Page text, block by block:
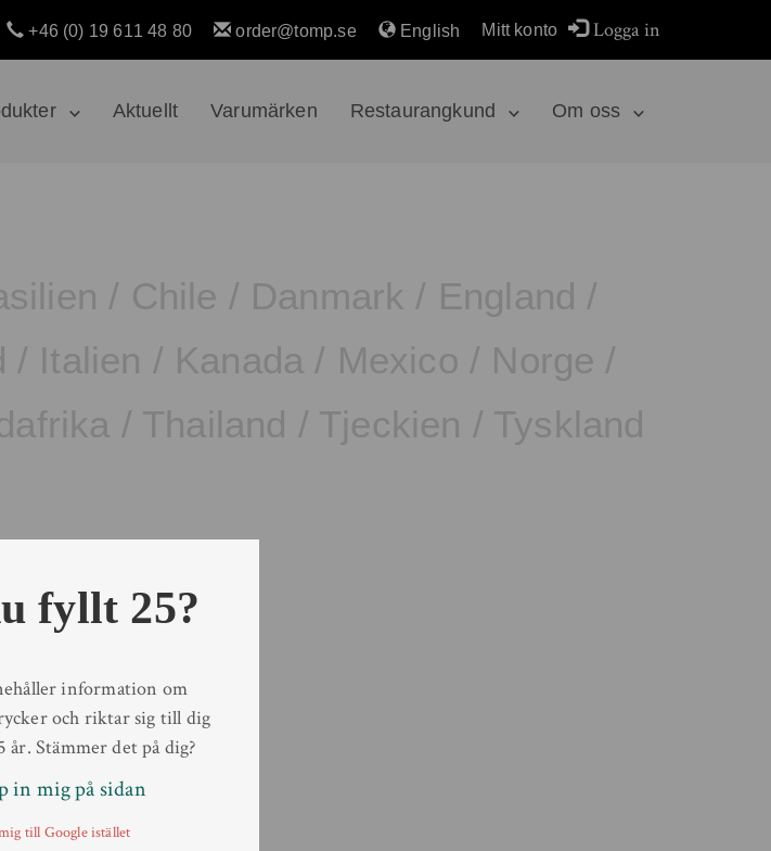
Aktuellt Varumärken Restaurangkund Om oss
+46 (0) 19 611 48 80 order@tomp.se English Mitt konto Logga in
/ Chile / Danmark / England /
/ Italien / Kanada / Mexico / Norge /
/ Thailand / Tjeckien / Tyskland
fyllt 25?
information om
och riktar sig till dig
år. Stämmer det på dig?
in mig på sidan
till Google istället